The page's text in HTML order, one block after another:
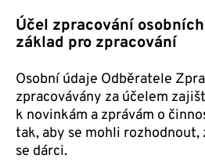
Účel zpracování
základ pro zpracování
Osobní údaje Odběratele
zpracovávány za účelem
k novinkám a zprávám o
tak, aby se mohli rozhodnout,
se dárci.